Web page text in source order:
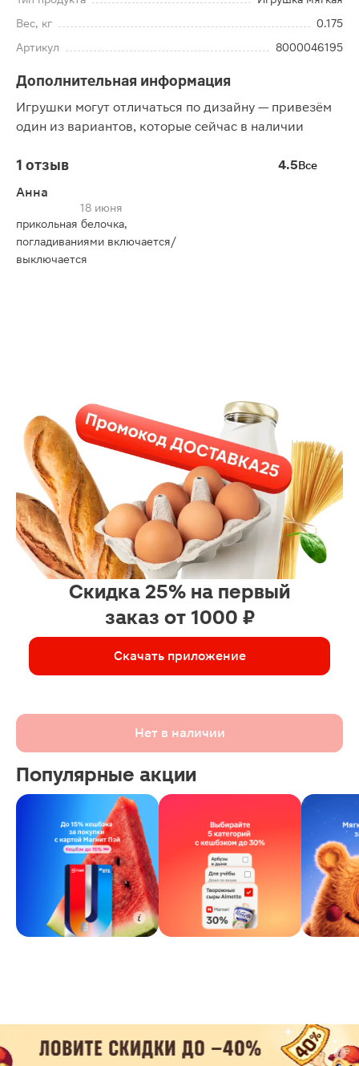
Вес, кг
0.175
Артикул
8000046195
Дополнительная информация
Игрушки могут отличаться по дизайну — привезём
один из вариантов, которые сейчас в наличии
1 отзыв 4.5Все
Анна
18 июня
прикольная белочка,
погладиваниями включается/
выключается
Скидка 25% на первый
заказ от 1000 ₽
Скачать приложение
Нет в наличии
Популярные акции